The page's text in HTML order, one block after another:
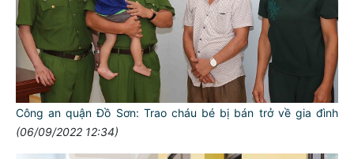
Công an quận Đồ Sơn: Trao cháu bé bị bán trở về gia đình
(06/09/2022 12:34)